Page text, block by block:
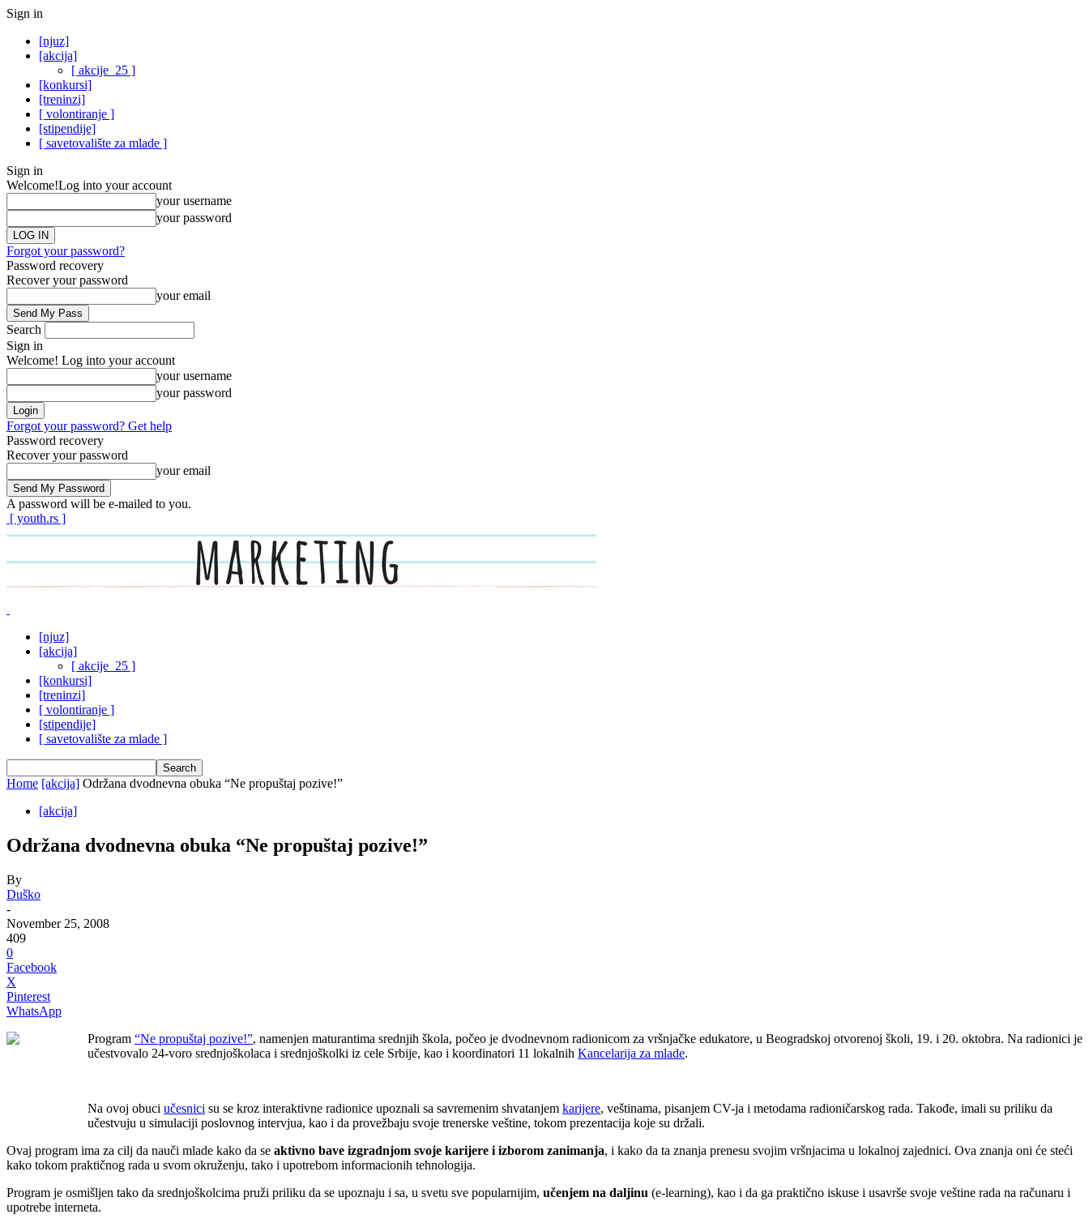
Sign in
[njuz]
[akcija]
[ akcije_25 ]
[konkursi]
[treninzi]
[ volontiranje ]
[stipendije]
[ savetovalište za mlade ]
Sign in
Welcome!Log into your account
your username
your password
Forgot your password?
Password recovery
Recover your password
your email
Search
Sign in
Welcome! Log into your account
your username
your password
Forgot your password? Get help
Password recovery
Recover your password
your email
A password will be e-mailed to you.
[ youth.rs ]
[njuz]
[akcija]
[ akcije_25 ]
[konkursi]
[treninzi]
[ volontiranje ]
[stipendije]
[ savetovalište za mlade ]
Home [akcija] Održana dvodnevna obuka “Ne propuštaj pozive!”
[akcija]
Održana dvodnevna obuka “Ne propuštaj pozive!”
By
Duško
-
November 25, 2008
409
0
Facebook
X
Pinterest
WhatsApp
Program “Ne propuštaj pozive!”, namenjen maturantima srednjih škola, počeo je dvodnevnom radionicom za vršnjačke edukatore, u Beogradskoj otvorenoj školi, 19. i 20. oktobra. Na radionici je
učestvovalo 24-voro srednjoškolaca i srednjoškolki iz cele Srbije, kao i koordinatori 11 lokalnih Kancelarija za mlade.
Na ovoj obuci učesnici su se kroz interaktivne radionice upoznali sa savremenim shvatanjem karijere, veštinama, pisanjem CV-ja i metodama radioničarskog rada. Takođe, imali su priliku da
učestvuju u simulaciji poslovnog intervjua, kao i da provežbaju svoje trenerske veštine, tokom prezentacija koje su držali.
Ovaj program ima za cilj da nauči mlade kako da se aktivno bave izgradnjom svoje karijere i izborom zanimanja, i kako da ta znanja prenesu svojim vršnjacima u lokalnoj zajednici. Ova znanja oni će steći
kako tokom praktičnog rada u svom okruženju, tako i upotrebom informacionih tehnologija.
Program je osmišljen tako da srednjoškolcima pruži priliku da se upoznaju i sa, u svetu sve popularnijim, učenjem na daljinu (e-learning), kao i da ga praktično iskuse i usavrše svoje veštine rada na računaru i
upotrebe interneta.